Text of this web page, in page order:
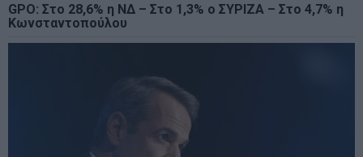
GPO: Στο 28,6% η ΝΔ – Στο 1,3% ο ΣΥΡΙΖΑ – Στο 4,7% η
Κωνσταντοπούλου